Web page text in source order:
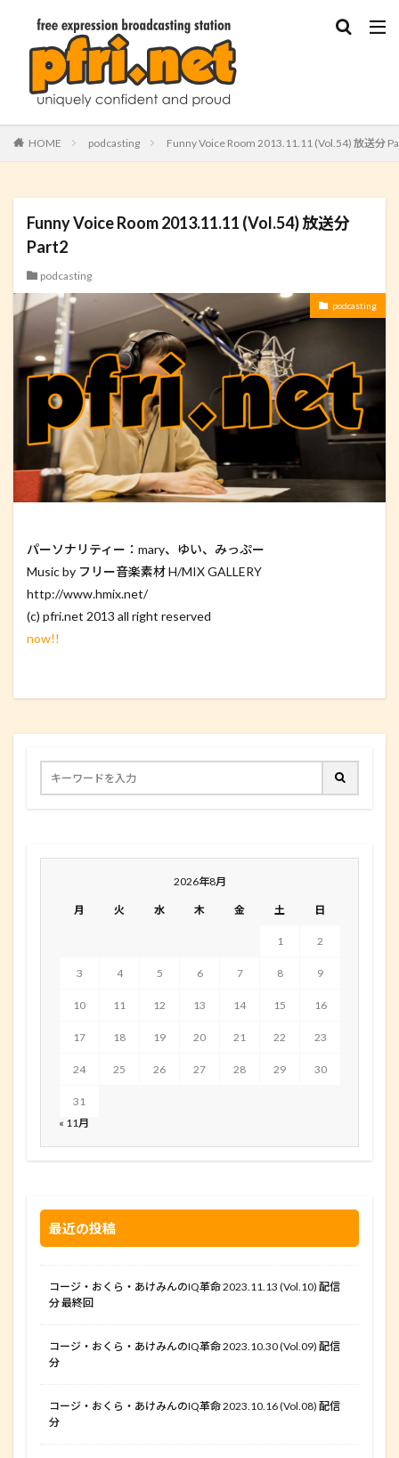
HOME podcasting Funny Voice Room 2013.11.11 (Vol.54) 放送分
Funny Voice Room 2013.11.11 (Vol.54) 放送分
Part2
podcasting
podcasting
パーソナリティー：mary、ゆい、みっぷー
Music by フリー音楽素材 H/MIX GALLERY
http://www.hmix.net/
(c) pfri.net 2013 all right reserved
now!!
2026年8月
月 火 水 木 金 土 日
1 2
3 4 5 6 7 8 9
10 11 12 13 14 15 16
17 18 19 20 21 22 23
24 25 26 27 28 29 30
31
« 11月
最近の投稿
コージ・おくら・あけみんのIQ革命 2023.11.13 (Vol.10) 配信
分 最終回
コージ・おくら・あけみんのIQ革命 2023.10.30 (Vol.09) 配信
分
コージ・おくら・あけみんのIQ革命 2023.10.16 (Vol.08) 配信
分